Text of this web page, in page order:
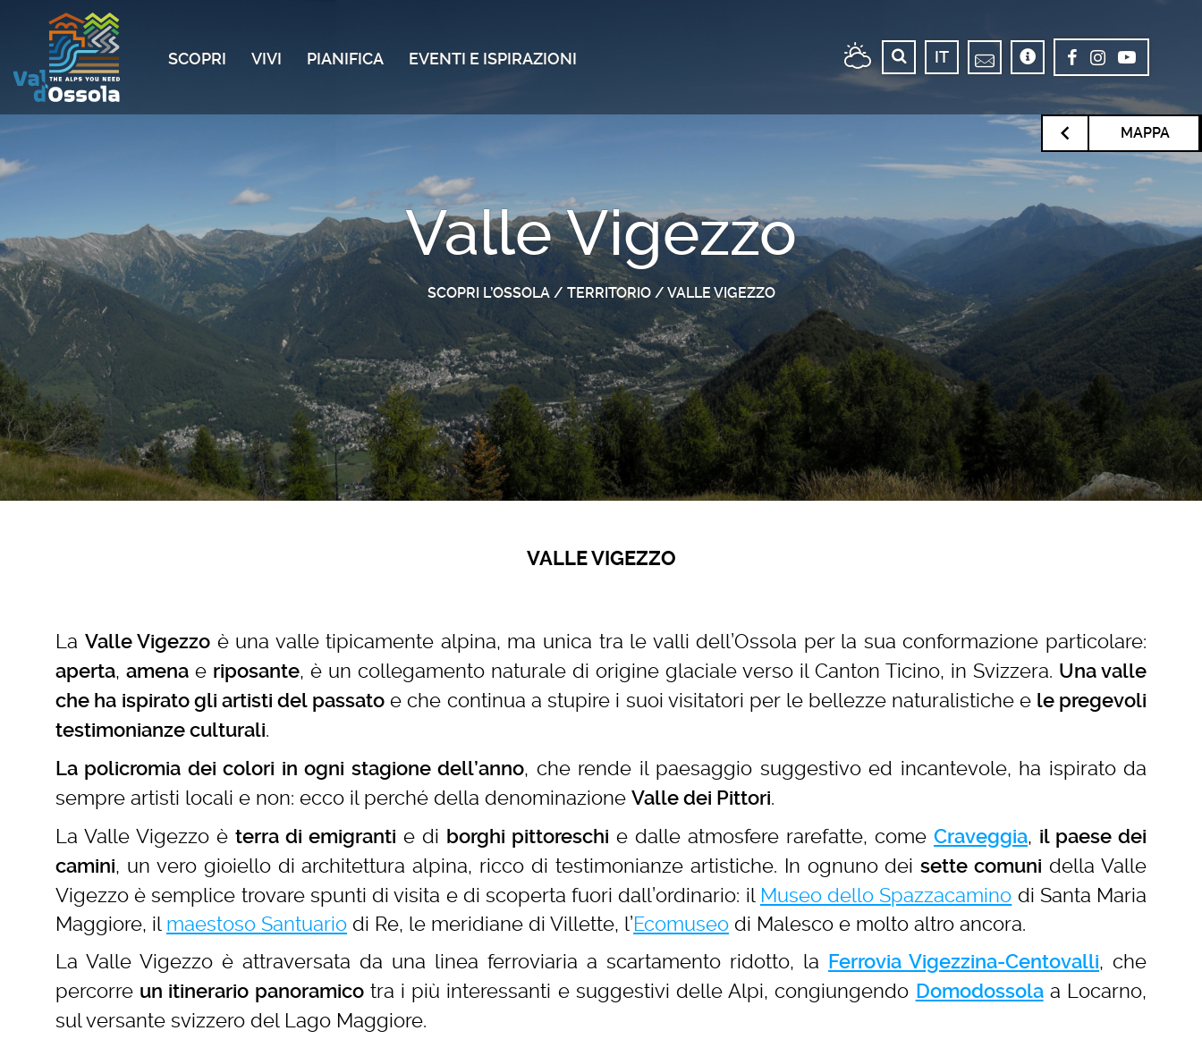
SCOPRI VIVI PIANIFICA EVENTI E ISPIRAZIONI IT
Valle Vigezzo
SCOPRI L’OSSOLA / TERRITORIO / VALLE VIGEZZO
MAPPA
VALLE VIGEZZO
La Valle Vigezzo è una valle tipicamente alpina, ma unica tra le valli dell’Ossola per la sua conformazione particolare:
aperta, amena e riposante, è un collegamento naturale di origine glaciale verso il Canton Ticino, in Svizzera. Una valle
che ha ispirato gli artisti del passatoe che continua a stupire i suoi visitatori per le bellezze naturalistiche e le pregevoli
testimonianze culturali.
La policromia dei colori in ogni stagione dell’anno, che rende il paesaggio suggestivo ed incantevole, ha ispirato da
sempre artisti locali e non: ecco il perché della denominazione Valle dei Pittori.
La Valle Vigezzo è terra di emigranti e di borghi pittoreschi e dalle atmosfere rarefatte, come Craveggia, il paese dei
camini, un vero gioiello di architettura alpina, ricco di testimonianze artistiche. In ognuno deisette comuni della Valle
Vigezzo è semplice trovare spunti di visita e di scoperta fuori dall’ordinario: il Museo dello Spazzacamino di Santa Maria
Maggiore, il maestoso Santuario di Re, le meridiane di Villette, l’Ecomuseo di Malesco e molto altro ancora.
La Valle Vigezzo è attraversata da una linea ferroviaria a scartamento ridotto, la Ferrovia Vigezzina-Centovalli, che
percorre un itinerario panoramicotra i più interessanti e suggestivi delle Alpi, congiungendo Domodossolaa Locarno,
sul versante svizzero del Lago Maggiore.